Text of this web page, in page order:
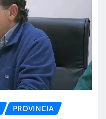
PROVINCIA